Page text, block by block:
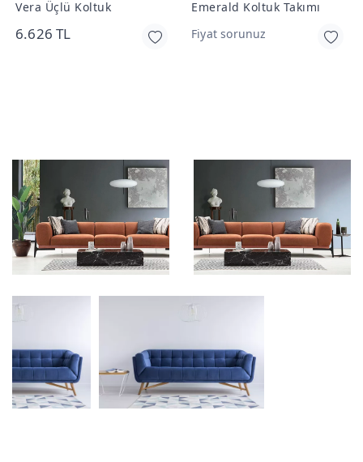
Vera Üçlü Koltuk
6.626 TL
Emerald Koltuk Takımı
Fiyat sorunuz